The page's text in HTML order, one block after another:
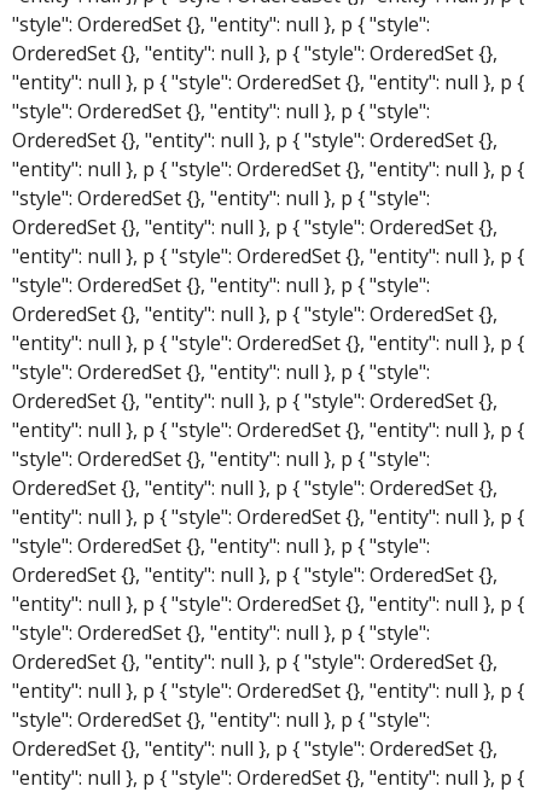
"style": OrderedSet {}, "entity": null }, p { "style":
OrderedSet {}, "entity": null }, p { "style": OrderedSet {},
"entity": null }, p { "style": OrderedSet {}, "entity": null }, p {
"style": OrderedSet {}, "entity": null }, p { "style":
OrderedSet {}, "entity": null }, p { "style": OrderedSet {},
"entity": null }, p { "style": OrderedSet {}, "entity": null }, p {
"style": OrderedSet {}, "entity": null }, p { "style":
OrderedSet {}, "entity": null }, p { "style": OrderedSet {},
"entity": null }, p { "style": OrderedSet {}, "entity": null }, p {
"style": OrderedSet {}, "entity": null }, p { "style":
OrderedSet {}, "entity": null }, p { "style": OrderedSet {},
"entity": null }, p { "style": OrderedSet {}, "entity": null }, p {
"style": OrderedSet {}, "entity": null }, p { "style":
OrderedSet {}, "entity": null }, p { "style": OrderedSet {},
"entity": null }, p { "style": OrderedSet {}, "entity": null }, p {
"style": OrderedSet {}, "entity": null }, p { "style":
OrderedSet {}, "entity": null }, p { "style": OrderedSet {},
"entity": null }, p { "style": OrderedSet {}, "entity": null }, p {
"style": OrderedSet {}, "entity": null }, p { "style":
OrderedSet {}, "entity": null }, p { "style": OrderedSet {},
"entity": null }, p { "style": OrderedSet {}, "entity": null }, p {
"style": OrderedSet {}, "entity": null }, p { "style":
OrderedSet {}, "entity": null }, p { "style": OrderedSet {},
"entity": null }, p { "style": OrderedSet {}, "entity": null }, p {
"style": OrderedSet {}, "entity": null }, p { "style":
OrderedSet {}, "entity": null }, p { "style": OrderedSet {},
"entity": null }, p { "style": OrderedSet {}, "entity": null }, p {